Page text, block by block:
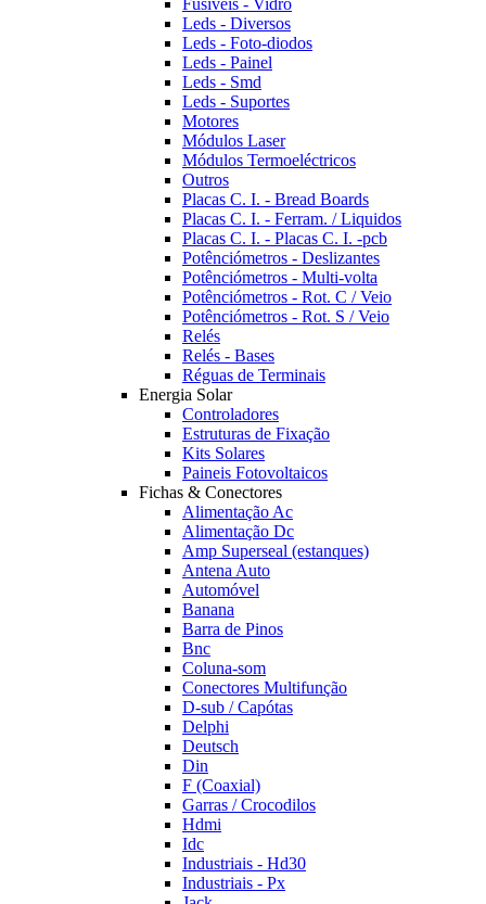
Fusíveis - Vidro
Leds - Diversos
Leds - Foto-diodos
Leds - Painel
Leds - Smd
Leds - Suportes
Motores
Módulos Laser
Módulos Termoeléctricos
Outros
Placas C. I. - Bread Boards
Placas C. I. - Ferram. / Liquidos
Placas C. I. - Placas C. I. -pcb
Potênciómetros - Deslizantes
Potênciómetros - Multi-volta
Potênciómetros - Rot. C / Veio
Potênciómetros - Rot. S / Veio
Relés
Relés - Bases
Réguas de Terminais
Energia Solar
Controladores
Estruturas de Fixação
Kits Solares
Paineis Fotovoltaicos
Fichas & Conectores
Alimentação Ac
Alimentação Dc
Amp Superseal (estanques)
Antena Auto
Automóvel
Banana
Barra de Pinos
Bnc
Coluna-som
Conectores Multifunção
D-sub / Capótas
Delphi
Deutsch
Din
F (Coaxial)
Garras / Crocodilos
Hdmi
Idc
Industriais - Hd30
Industriais - Px